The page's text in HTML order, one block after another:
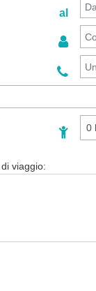
al
viaggio: